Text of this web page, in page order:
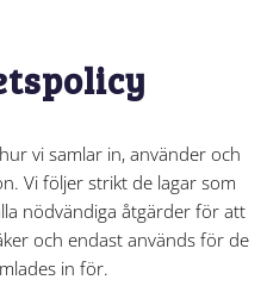
vi samlar in, använder och
Vi följer strikt de lagar som
nödvändiga åtgärder för att
och endast används för de
in för.